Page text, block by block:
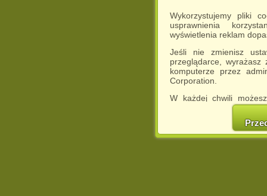
Wykorzystujemy pliki
usprawnienia
wyświetlenia reklam
Jeśli nie zmienisz
przeglądarce,
komputerze przez
Corporation.
W każdej chwili
cookies w swojej
w naszej
http://chomikuj.pl/